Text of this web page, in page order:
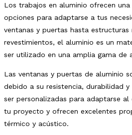
Los trabajos en aluminio ofrecen
opciones para adaptarse a tus
ventanas y puertas hasta estructuras
revestimientos, el aluminio es un
ser utilizado en una amplia gama de
Las ventanas y puertas de aluminio
debido a su resistencia, durabilidad
ser personalizadas para adaptarse
tu proyecto y ofrecen excelentes
térmico y acústico.